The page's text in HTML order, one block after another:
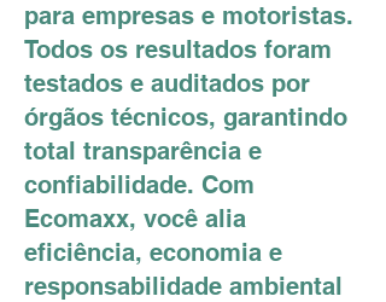
para empresas e motoristas.
Todos os resultados foram
testados e auditados por
órgãos técnicos, garantindo
total transparência e
confiabilidade. Com
Ecomaxx, você alia
eficiência, economia e
responsabilidade ambiental